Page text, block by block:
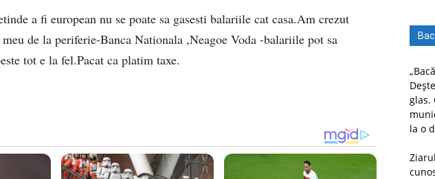
a fi european nu se poate sa gasesti balariile cat casa.Am crezut
de la periferie-Banca Nationala ,Neagoe Voda -balariile pot sa
tot e la fel.Pacat ca platim taxe.
glas.
la o